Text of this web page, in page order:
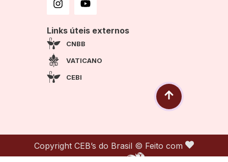
Links úteis externos
CNBB
VATICANO
CEBI
Copyright CEB’s do Brasil © Feito com